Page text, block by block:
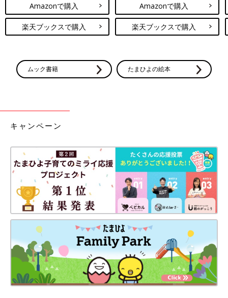
Amazonで購入
楽天ブックスで購入
Amazonで購入
楽天ブックスで購入
ムック書籍 たまひよの絵本
キャンペーン